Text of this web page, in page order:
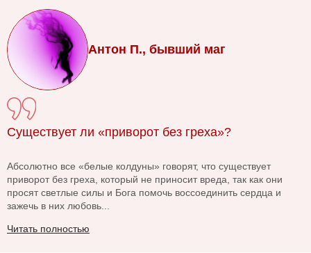
Антон П., бывший маг
Существует ли «приворот без греха»?
Абсолютно все «белые колдуны» говорят, что существует
приворот без греха, который не приносит вреда, так как они
просят светлые силы и Бога помочь воссоединить сердца и
зажечь в них любовь...
Читать полностью